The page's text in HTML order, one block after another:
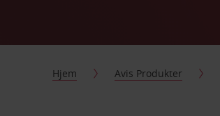
Hjem Avis Produkter